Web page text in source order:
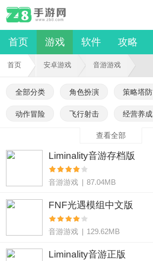
首页 游戏 软件 攻略
首页 安卓游戏 音游游戏
全部分类 角色扮演 策略塔防
动作冒险 飞行射击 经营养成
查看全部
Liminality音游存档版
音游游戏 | 87.04MB
FNF光遇模组中文版
音游游戏 | 129.62MB
Liminality音游正版